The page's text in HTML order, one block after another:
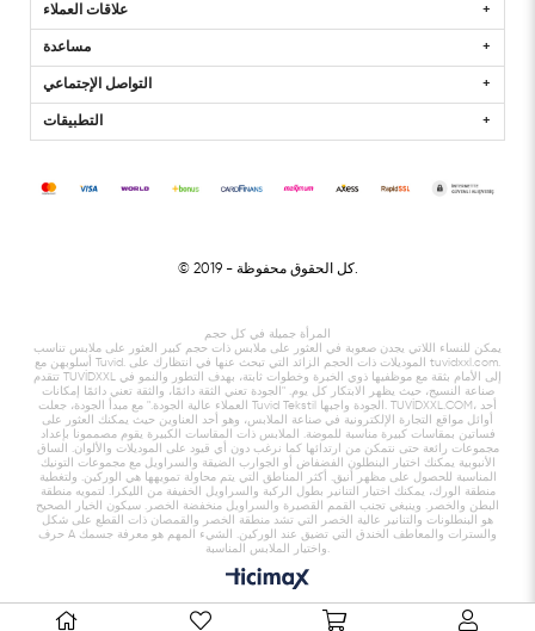
علاقات العملاء
مساعدة
التواصل الإجتماعي
التطبيقات
© 2019 - كل الحقوق محفوظة.
المرأة جميلة في كل حجم
يمكن للنساء اللاتي يجدن صعوبة في العثور على ملابس ذات حجم كبير العثور على ملابس تناسب
أسلوبهن مع Tuvid. الموديلات ذات الحجم الزائد التي تبحث عنها في انتظارك على tuvidxxl.com.
تتقدم TUVİDXXL إلى الأمام بثقة مع موظفيها ذوي الخبرة وخطوات ثابتة، بهدف التطور والنمو في
صناعة النسيج، حيث يظهر الابتكار كل يوم. "الجودة تعني الثقة دائمًا، والثقة تعني دائمًا إمكانات
العملاء عالية الجودة." مع مبدأ الجودة، جعلت Tuvid Tekstil الجودة واجبها. TUVİDXXL.COM، أحد
أوائل مواقع التجارة الإلكترونية في صناعة الملابس، وهو أحد العناوين حيث يمكنك العثور على
فساتين بمقاسات كبيرة مناسبة للموضة. الملابس ذات المقاسات الكبيرة يقوم مصممونا بإعداد
مجموعات رائعة حتى نتمكن من ارتدائها كما نرغب دون أي قيود على الموديلات والألوان. الساق
الأنبوبية يمكنك اختيار البنطلون الفضفاض أو الجوارب الضيقة والسراويل مع مجموعات التونيك
المناسبة للحصول على مظهر أنيق. أكثر المناطق التي يتم محاولة تمويهها هي الوركين. ولتغطية
منطقة الورك، يمكنك اختيار التنانير بطول الركبة والسراويل الخفيفة من الليكرا. لتمويه منطقة
البطن والخصر. وينبغي تجنب القمم القصيرة والسراويل منخفضة الخصر. سيكون الخيار الصحيح
هو البنطلونات والتنانير عالية الخصر التي تشد منطقة الخصر والقمصان ذات القطع على شكل
حرف A والسترات والمعاطف الخندق التي تضيق عند الوركين. الشيء المهم هو معرفة جسمك